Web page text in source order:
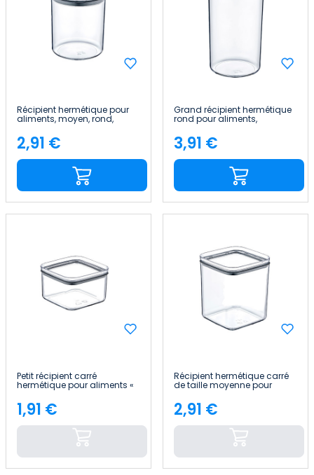
Récipient hermétique pour
aliments, moyen, rond,
Ø10.5x13cm 7house
Price
2,91 €
Grand récipient hermétique
rond pour aliments,
Ø10.5x19cm 7house
Price
3,91 €
Petit récipient carré
hermétique pour aliments «
10.5x10.5x7.5cm » 7house
Price
1,91 €
Récipient hermétique carré
de taille moyenne pour
aliments « 10.5x10.5x13cm »
7house
Price
2,91 €